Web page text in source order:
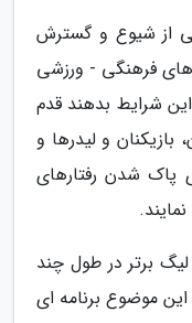
از شیوع و گسترش
های فرهنگی - ورزشی
شرایط بدهند قدم
بازیکنان و لیدرها و
پاک شدن رفتارهای
برتر در طول چند
موضوع برنامه ای